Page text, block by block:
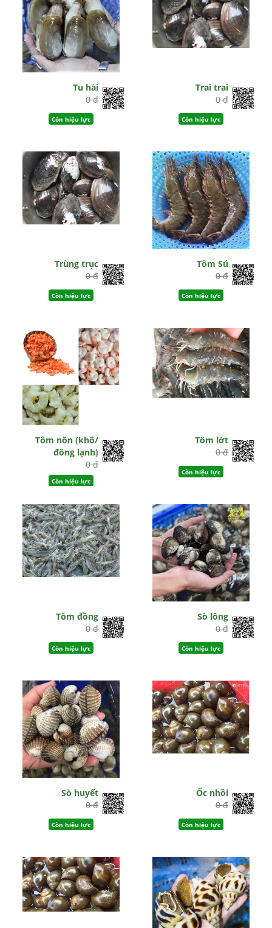
Tu hài
0 đ
Còn hiệu lực
Trai trai
0 đ
Còn hiệu lực
Trùng trục
0 đ
Còn hiệu lực
Tôm Sú
0 đ
Còn hiệu lực
Tôm nõn (khô/
đông lạnh)
0 đ
Còn hiệu lực
Tôm lớt
0 đ
Còn hiệu lực
Tôm đồng
0 đ
Còn hiệu lực
Sò lông
0 đ
Còn hiệu lực
Sò huyết
0 đ
Còn hiệu lực
Ốc nhồi
0 đ
Còn hiệu lực